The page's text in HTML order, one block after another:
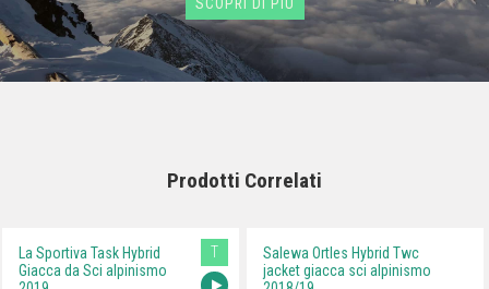
Prodotti Correlati
La Sportiva Task Hybrid
Giacca da Sci alpinismo
T
Salewa Ortles Hybrid Twc
jacket giacca sci alpinismo